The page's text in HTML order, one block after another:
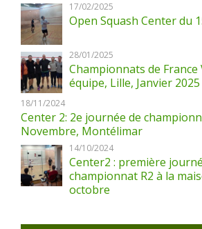
17/02/2025
Open Squash Center du
28/01/2025
Championnats de
équipe, Lille, Janvier 2025
18/11/2024
Center 2: 2e journée de
Novembre, Montélimar
14/10/2024
Center2 : première
championnat R2 à la
octobre